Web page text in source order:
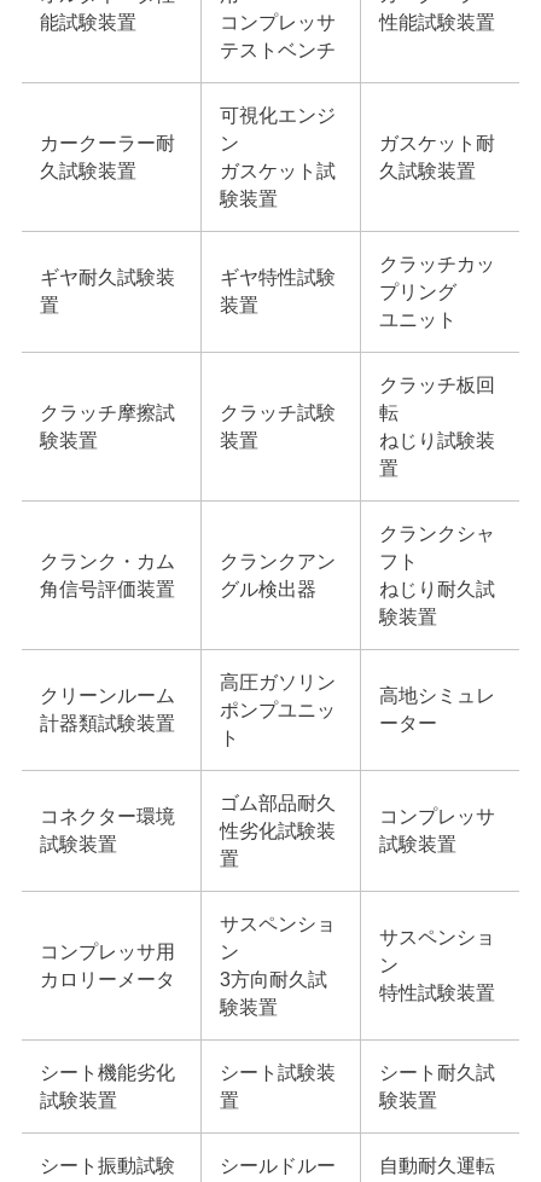
能試験装置
コンプレッサ
テストベンチ
性能試験装置
カークーラー耐
久試験装置
可視化エンジ
ン
ガスケット試
験装置
ガスケット耐
久試験装置
ギヤ耐久試験装
置
ギヤ特性試験
装置
クラッチカッ
プリング
ユニット
クラッチ摩擦試
験装置
クラッチ試験
装置
クラッチ板回
転
ねじり試験装
置
クランク・カム
角信号評価装置
クランクアン
グル検出器
クランクシャ
フト
ねじり耐久試
験装置
クリーンルーム
計器類試験装置
高圧ガソリン
ポンプユニッ
ト
高地シミュレ
ーター
コネクター環境
試験装置
ゴム部品耐久
性劣化試験装
置
コンプレッサ
試験装置
コンプレッサ用
カロリーメータ
サスペンショ
ン
3方向耐久試
験装置
サスペンショ
ン
特性試験装置
シート機能劣化
試験装置
シート試験装
置
シート耐久試
験装置
シート振動試験
シールドルー
自動耐久運転